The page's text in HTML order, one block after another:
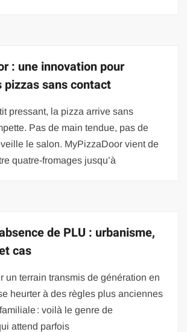
: une innovation pour
pizzas sans contact
pressant, la pizza arrive sans
Pas de main tendue, pas de
le salon. MyPizzaDoor vient de
quatre-fromages jusqu’à
de PLU : urbanisme,
cas
un terrain transmis de génération en
heurter à des règles plus anciennes
: voilà le genre de
attend parfois